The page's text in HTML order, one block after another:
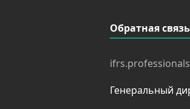
Обратная связь
Генеральный